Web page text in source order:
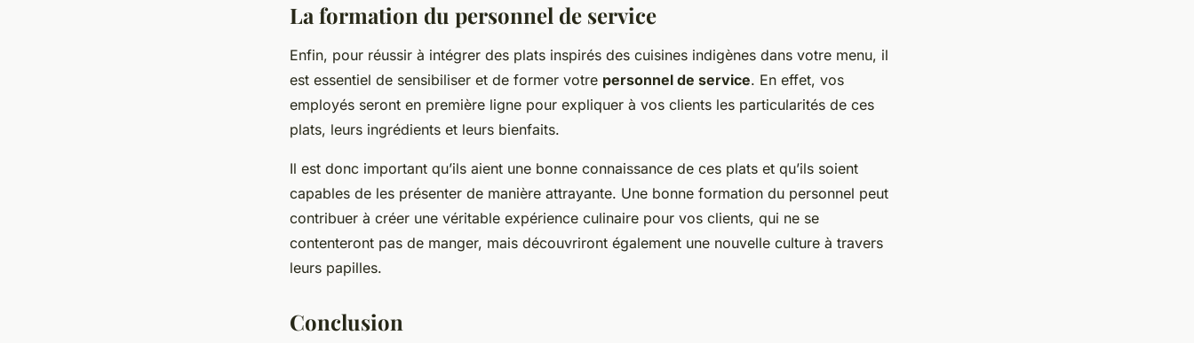
La formation du personnel de service
Enfin, pour réussir à intégrer des plats inspirés des cuisines indigènes dans votre menu, il
est essentiel de sensibiliser et de former votre personnel de service. En effet, vos
employés seront en première ligne pour expliquer à vos clients les particularités de ces
plats, leurs ingrédients et leurs bienfaits.
Il est donc important qu’ils aient une bonne connaissance de ces plats et qu’ils soient
capables de les présenter de manière attrayante. Une bonne formation du personnel peut
contribuer à créer une véritable expérience culinaire pour vos clients, qui ne se
contenteront pas de manger, mais découvriront également une nouvelle culture à travers
leurs papilles.
Conclusion